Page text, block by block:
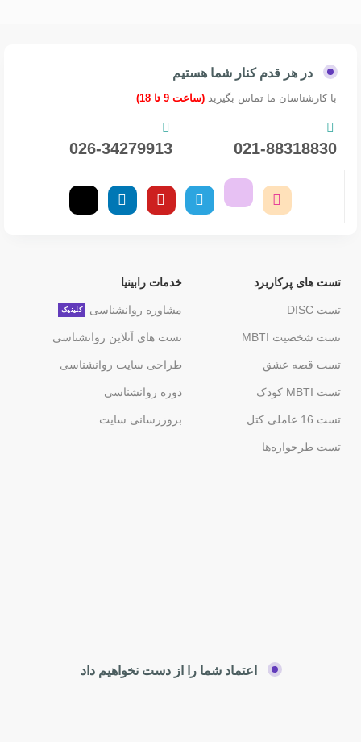
در هر قدم کنار شما هستیم
با کارشناسان ما تماس بگیرید (ساعت 9 تا 18)
021-88318830
026-34279913
تست های پرکاربرد
تست DISC
تست شخصیت MBTI
تست قصه عشق
تست MBTI کودک
تست 16 عاملی کتل
تست طرحواره‌ها
خدمات رابینیا
مشاوره روانشناسی کلینیک
تست های آنلاین روانشناسی
طراحی سایت روانشناسی
دوره روانشناسی
بروزرسانی سایت
اعتماد شما را از دست نخواهیم داد